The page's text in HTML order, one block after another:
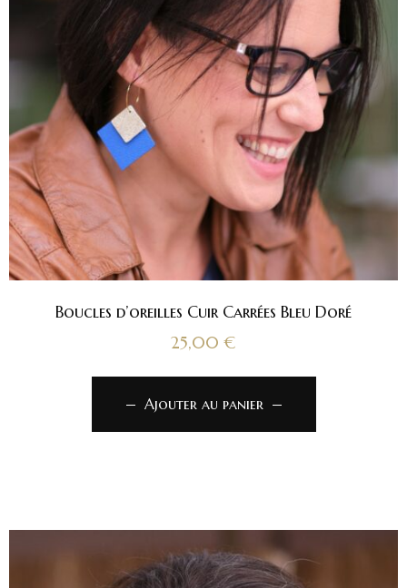
Boucles d’oreilles Cuir Carrées Bleu Doré
25,00 €
Ajouter au panier